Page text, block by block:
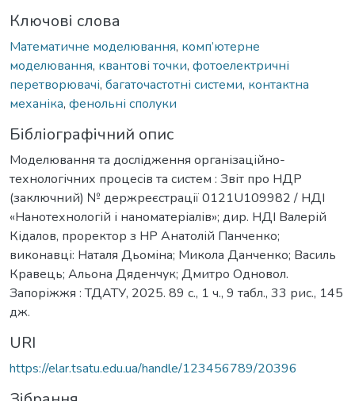
Ключові слова
Математичне моделювання, комп’ютерне
моделювання, квантові точки, фотоелектричні
перетворювачі, багаточастотні системи, контактна
механіка, фенольні сполуки
Бібліографічний опис
Моделювання та дослідження організаційно-
технологічних процесів та систем : Звіт про НДР
(заключний) № держреєстрації 0121U109982 / НДІ
«Нанотехнологій і наноматеріалів»; дир. НДІ Валерій
Кідалов, проректор з НР Анатолій Панченко;
виконавці: Наталя Дьоміна; Микола Данченко; Василь
Кравець; Альона Дяденчук; Дмитро Одновол.
Запоріжжя : ТДАТУ, 2025. 89 с., 1 ч., 9 табл., 33 рис., 145
дж.
URI
https://elar.tsatu.edu.ua/handle/123456789/20396